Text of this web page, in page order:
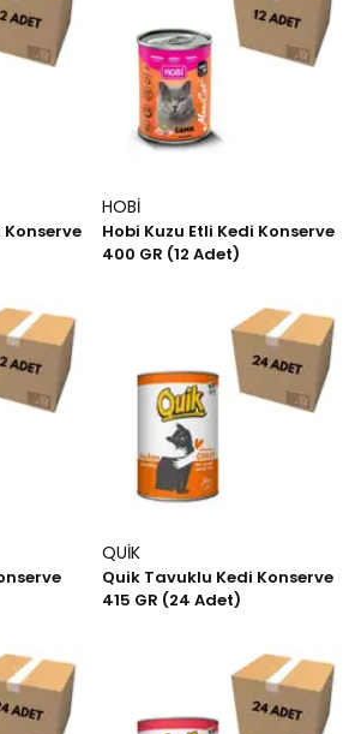
HOBİ
Hobi Kuzu Etli Kedi Konserve
400 GR (12 Adet)
QUİK
Quik Tavuklu Kedi Konserve
415 GR (24 Adet)